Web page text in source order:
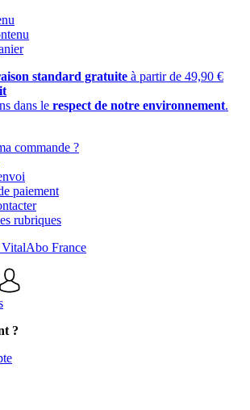
standard gratuite à partir de 49,90 €
dans le respect de notre environnement.
commande ?
paiement
rubriques
?